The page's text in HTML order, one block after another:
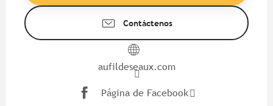
Contáctenos
aufildeseaux.com
Página de Facebook